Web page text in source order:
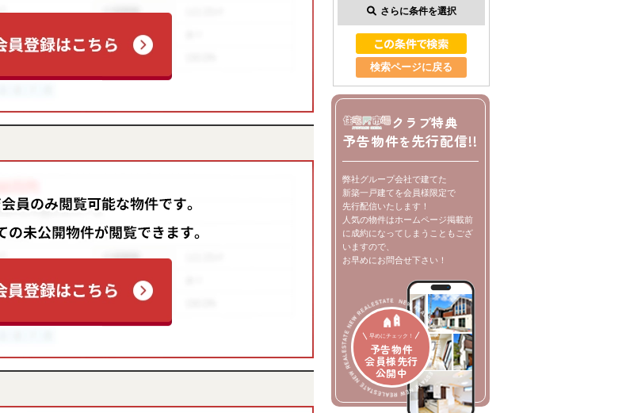
さらに条件を選択
検索ページに戻る
クラブ特典
予告物件を先行配信!!
弊社グループ会社で建てた
新築一戸建てを会員様限定で
先行配信いたします！
人気の物件はホームページ掲載前
に成約になってしまうこともござ
いますので、
お早めにお問合せ下さい！
早めにチェック！
予告物件
会員様先行
公開中